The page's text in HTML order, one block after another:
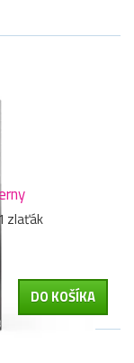
1 zlaťák
DO KOŠÍKA